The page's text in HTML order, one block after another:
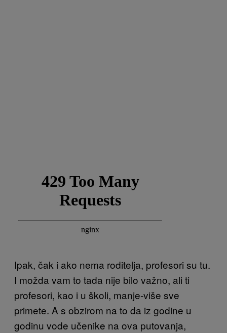
Ipak, čak i ako nema roditelja, profesori su tu.
I možda vam to tada nije bilo važno, ali ti
profesori, kao i u školi, manje-više sve
primete. A s obzirom na to da iz godine u
godinu vode učenike na ova putovanja,